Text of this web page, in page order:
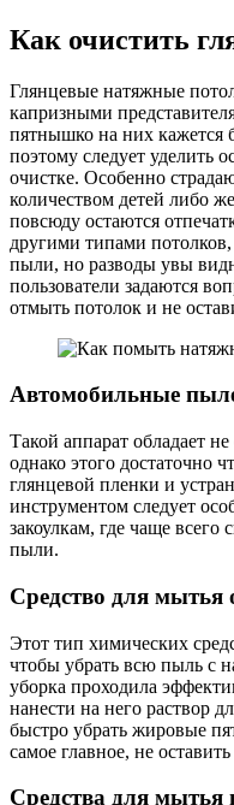
Как очистить
Глянцевые натяжные
капризными
пятнышко на них кажется
поэтому следует уделить
очистке. Особенно
количеством детей либо
повсюду остаются
другими типами
пыли, но разводы увы
пользователи задаются
отмыть потолок и не
Автомобильные
Такой аппарат обладает
однако этого достаточно
глянцевой пленки и
инструментом следует
закоулкам, где чаще всего
пыли.
Средство для мытья
Этот тип химических
чтобы убрать всю пыль с
уборка проходила
нанести на него раствор
быстро убрать жировые
самое главное, не
Средства для мытья